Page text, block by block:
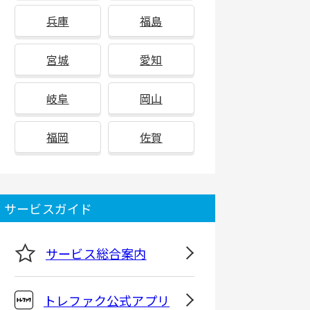
兵庫 福島
宮城 愛知
岐阜 岡山
福岡 佐賀
サービスガイド
サービス総合案内
トレファク公式アプリ